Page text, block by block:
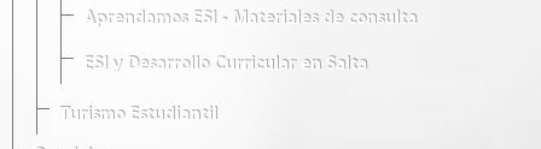
Aprendamos ESI - Materiales de consulta
ESI y Desarrollo Curricular en Salta
Turismo Estudiantil